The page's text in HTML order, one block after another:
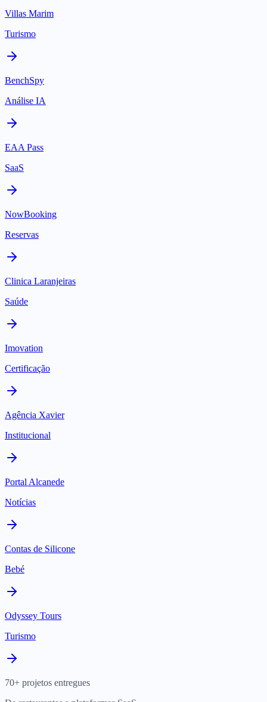
Villas Marim
Turismo
BenchSpy
Análise IA
EAA Pass
SaaS
NowBooking
Reservas
Clinica Laranjeiras
Saúde
Imovation
Certificação
Agência Xavier
Institucional
Portal Alcanede
Notícias
Contas de Silicone
Bebé
Odyssey Tours
Turismo
70+ projetos entregues